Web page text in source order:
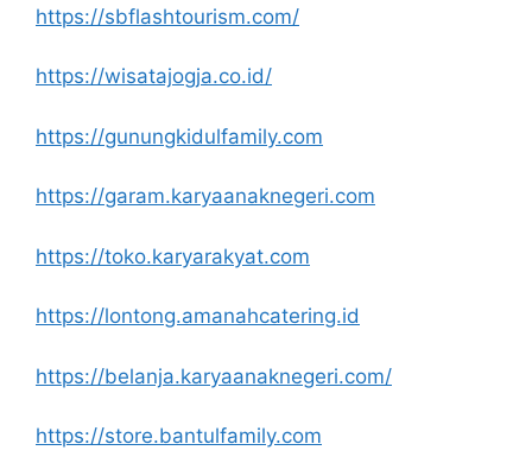
https://sbflashtourism.com/
https://wisatajogja.co.id/
https://gunungkidulfamily.com
https://garam.karyaanaknegeri.com
https://toko.karyarakyat.com
https://lontong.amanahcatering.id
https://belanja.karyaanaknegeri.com/
https://store.bantulfamily.com